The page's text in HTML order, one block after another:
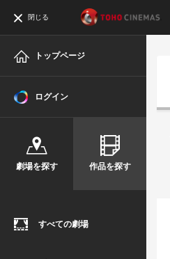
閉じる
トップページ
ログイン
劇場を探す 作品を探す
すべての劇場